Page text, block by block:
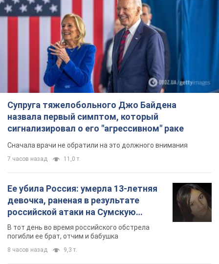
Супруга тяжелобольного Джо Байдена
назвала первый симптом, который
сигнализировал о его "агрессивном" раке
Сначала врачи не обратили на это должного внимания
7 часов назад 11,0 т.
Ее убила Россия: умерла 13-летняя
девочка, раненая в результате
российской атаки на Сумскую
область. Фото
В тот день во время российского обстрела
погибли ее брат, отчим и бабушка
8 часов назад 9,3 т.